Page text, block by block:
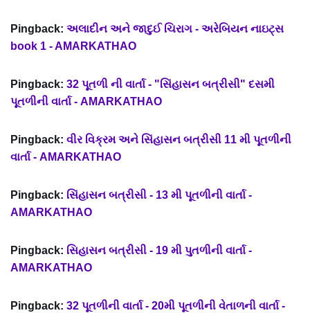
Pingback: અલાદીન અને જાદુઈ ચિરાગ - અરેબિયન નાઇટ્સ
book 1 - AMARKATHAO
Pingback: 32 પૂતળી ની વાર્તા - "સિંહાસન બત્રીસી" દસમી
પૂતળીની વાર્તા - AMARKATHAO
Pingback: વીર વિક્રમ અને સિંહાસન બત્રીસી 11 મી પૂતળીની
વાર્તા - AMARKATHAO
Pingback: સિંહાસન બત્રીસી - 13 મી પૂતળીની વાર્તા -
AMARKATHAO
Pingback: સિહાસન બત્રીસી - 19 મી પુતળીની વાર્તા -
AMARKATHAO
Pingback: 32 પૂતળીની વાર્તા - 20મી પૂતળીની વેતાળની વાર્તા -